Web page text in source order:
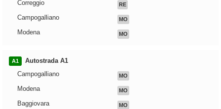
Correggio RE
Campogalliano MO
Modena MO
A1
Autostrada A1
Campogalliano
MO
Modena MO
Baggiovara MO